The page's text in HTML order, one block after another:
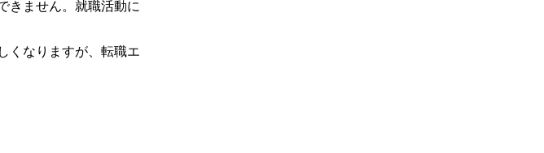
きません。就職活動に
くなりますが、転職エ